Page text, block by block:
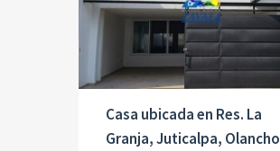
Casa ubicada en Res. La
Granja, Juticalpa, Olancho